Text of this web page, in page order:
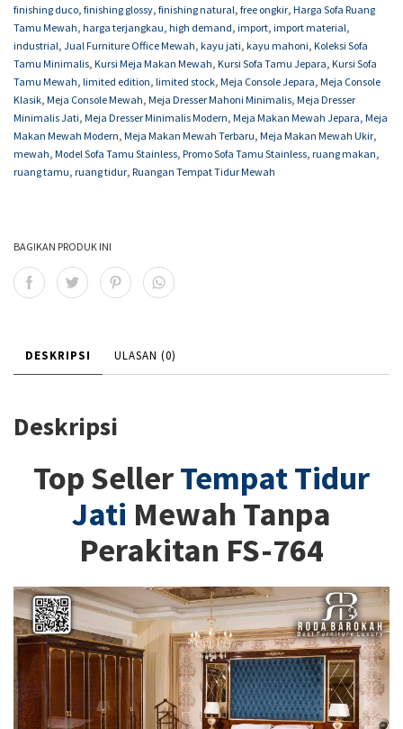
finishing duco, finishing glossy, finishing natural, free ongkir, Harga Sofa Ruang
Tamu Mewah, harga terjangkau, high demand, import, import material,
industrial, Jual Furniture Office Mewah, kayu jati, kayu mahoni, Koleksi Sofa
Tamu Minimalis, Kursi Meja Makan Mewah, Kursi Sofa Tamu Jepara, Kursi Sofa
Tamu Mewah, limited edition, limited stock, Meja Console Jepara, Meja Console
Klasik, Meja Console Mewah, Meja Dresser Mahoni Minimalis, Meja Dresser
Minimalis Jati, Meja Dresser Minimalis Modern, Meja Makan Mewah Jepara, Meja
Makan Mewah Modern, Meja Makan Mewah Terbaru, Meja Makan Mewah Ukir,
mewah, Model Sofa Tamu Stainless, Promo Sofa Tamu Stainless, ruang makan,
ruang tamu, ruang tidur, Ruangan Tempat Tidur Mewah
BAGIKAN PRODUK INI
DESKRIPSI ULASAN (0)
Deskripsi
Top SellerTempat Tidur
Jati Mewah Tanpa
Perakitan FS-764